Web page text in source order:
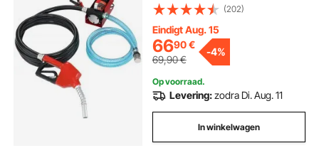
opvoerhoogte, 3 m aanzuighoogte,
zelfaanzuigend, automatisch
doseermondstuk, 4 m uitlaatslang
voor diesel, kerosine en
transformatorolie.
(202)
Eindigt Aug. 15
6690€
69,90€
-4%
Op voorraad.
Levering:zodra Di. Aug. 11
In winkelwagen